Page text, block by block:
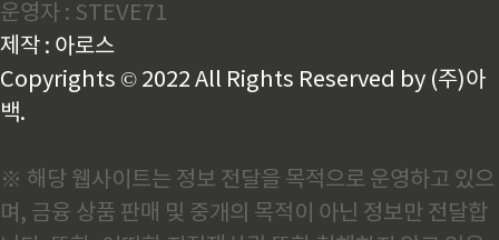
는 조조부터 매진이 빠르며, 좌석 상황을 예의 주시해야
합니다.특히 2025년에는 정부 차원의 영화 할인 쿠폰
정책이 있어, 이를 놓치면 손해일 수..
운영자 : STEVE71
제작 : 아로스
Copyrights © 2022 All Rights Reserved by (주)아
백.
※ 해당 웹사이트는 정보 전달을 목적으로 운영하고 있으
며, 금융 상품 판매 및 중개의 목적이 아닌 정보만 전달합